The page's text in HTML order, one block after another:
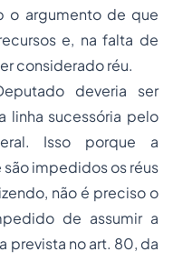
o argumento de que
e, na falta de
considerado réu.
deveria ser
linha sucessória pelo
Isso porque a
são impedidos os réus
não é preciso o
de assumir a
prevista no art. 80, da